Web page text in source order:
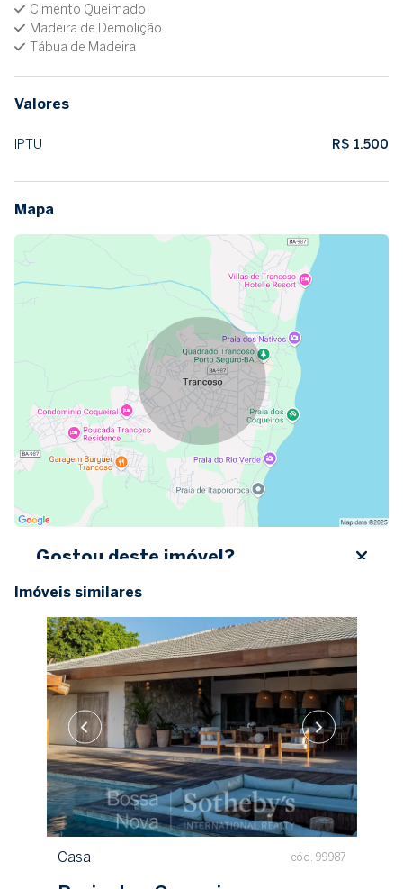
Cimento Queimado
Madeira de Demolição
Tábua de Madeira
Valores
IPTU R$ 1.500
Mapa
Gostou deste imóvel?
Preencha seus dados abaixo, entre em contato ou
Nome completo
E-mail
Celular (WhatsApp)
+1
Desejo utilizar financiamento
Receber contato
Imóveis similares
Casa cód. 99987